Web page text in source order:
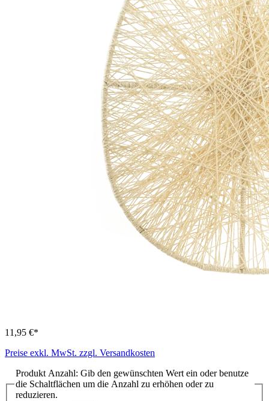
11,95 €*
Preise exkl. MwSt. zzgl. Versandkosten
Produkt Anzahl: Gib den gewünschten Wert ein oder benutze
die Schaltflächen um die Anzahl zu erhöhen oder zu
reduzieren.